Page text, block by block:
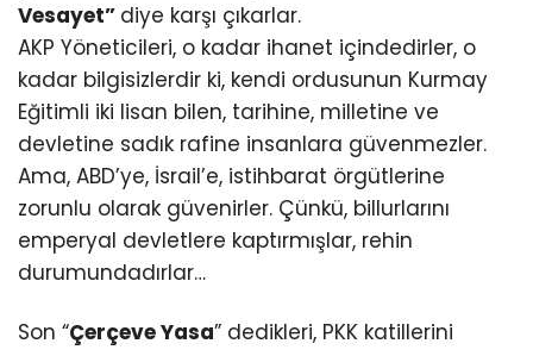
Vesayet” diye karşı çıkarlar.
AKP Yöneticileri, o kadar ihanet içindedirler, o
kadar bilgisizlerdir ki, kendi ordusunun Kurmay
Eğitimli iki lisan bilen, tarihine, milletine ve
devletine sadık rafine insanlara güvenmezler.
Ama, ABD’ye, İsrail’e, istihbarat örgütlerine
zorunlu olarak güvenirler. Çünkü, billurlarını
emperyal devletlere kaptırmışlar, rehin
durumundadırlar…
Son “Çerçeve Yasa” dedikleri, PKK katillerini